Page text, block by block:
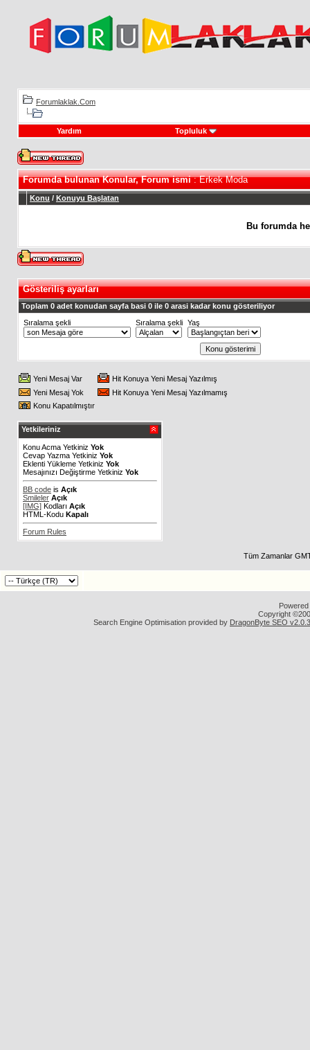
Forumlaklak.Com
Yardım Topluluk
Forumda bulunan Konular, Forum ismi: Erkek Moda
Konu / Konuyu Başlatan
Bu forumda
Gösteriliş ayarları
Toplam 0 adet konudan sayfa basi 0 ile 0 arasi kadar konu gösteriliyor
Sıralama şekli
Sıralama şekli Yaş
Yeni Mesaj Var
Hit Konuya Yeni Mesaj Yazılmış
Yeni Mesaj Yok
Hit Konuya Yeni Mesaj Yazılmamış
Konu Kapatılmıştır
Yetkileriniz
Konu Acma Yetkiniz Yok
Cevap Yazma Yetkiniz Yok
Eklenti Yükleme Yetkiniz Yok
Mesajınızı Değiştirme Yetkiniz Yok
BB code is Açık
Smileler Açık
[IMG] Kodları Açık
HTML-Kodu Kapalı
Forum Rules
Tüm Zamanlar
Copyright
Search Engine Optimisation provided by DragonByte SEO